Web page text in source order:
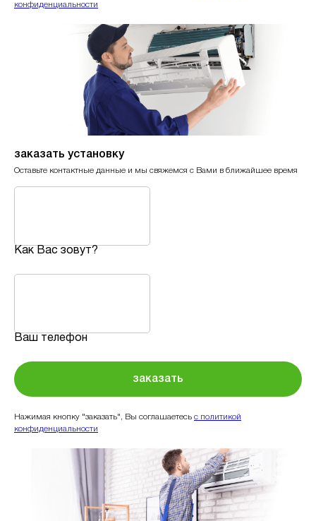
конфиденциальности
заказать установку
Оставьте контактные данные и мы свяжемся с Вами в ближайшее время
Как Вас зовут?
Ваш телефон
заказать
Нажимая кнопку "заказать", Вы соглашаетесь с политикой
конфиденциальности